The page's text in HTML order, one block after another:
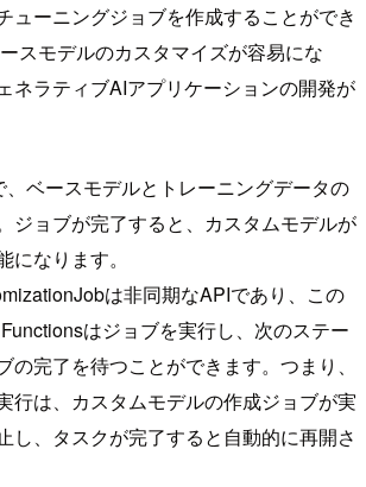
ューニングジョブを作成することができ
スモデルのカスタマイズが容易にな
ネラティブAIアプリケーションの開発が
ベースモデルとトレーニングデータの
ジョブが完了すると、カスタムモデルが
なります。
は非同期なAPIであり、この
はジョブを実行し、次のステー
の完了を待つことができます。つまり、
行は、カスタムモデルの作成ジョブが実
し、タスクが完了すると自動的に再開さ